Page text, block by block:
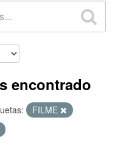
encontrado
FILME